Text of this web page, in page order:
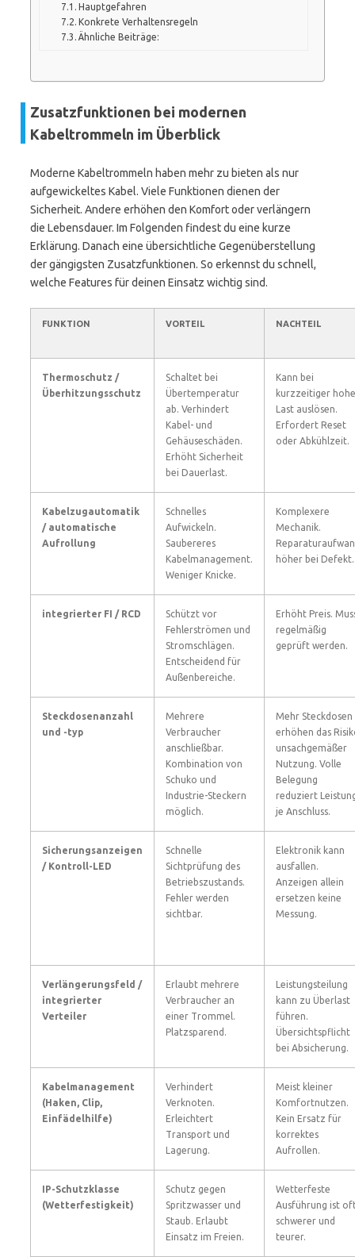
Hauptgefahren
Konkrete Verhaltensregeln
Ähnliche Beiträge:
Zusatzfunktionen bei modernen
Kabeltrommeln im Überblick
Moderne Kabeltrommeln haben mehr zu bieten als nur
aufgewickeltes Kabel. Viele Funktionen dienen der
Sicherheit. Andere erhöhen den Komfort oder verlängern
die Lebensdauer. Im Folgenden findest du eine kurze
Erklärung. Danach eine übersichtliche Gegenüberstellung
der gängigsten Zusatzfunktionen. So erkennst du schnell,
welche Features für deinen Einsatz wichtig sind.
FUNKTION VORTEIL NACHTEIL
Thermoschutz /
Überhitzungsschutz
Schaltet bei
Übertemperatur
ab. Verhindert
Kabel- und
Gehäuseschäden.
Erhöht Sicherheit
bei Dauerlast.
Kann bei
kurzzeitiger
Last auslösen.
Erfordert Reset
oder Abkühlzeit.
Kabelzugautomatik
/ automatische
Aufrollung
Schnelles
Aufwickeln.
Saubereres
Kabelmanagement.
Weniger Knicke.
Komplexere
Mechanik.
höher bei Defekt.
integrierter FI / RCD
Schützt vor
Fehlerströmen und
Stromschlägen.
Entscheidend für
Außenbereiche.
Erhöht Preis.
regelmäßig
geprüft werden.
Steckdosenanzahl
und -typ
Mehrere
Verbraucher
anschließbar.
Kombination von
Schuko und
Industrie-Steckern
möglich.
Mehr Steckdosen
erhöhen das
unsachgemäßer
Nutzung. Volle
Belegung
reduziert
je Anschluss.
Sicherungsanzeigen
/ Kontroll-LED
Schnelle
Sichtprüfung des
Betriebszustands.
Fehler werden
sichtbar.
Elektronik kann
ausfallen.
Anzeigen allein
ersetzen keine
Messung.
Verlängerungsfeld /
integrierter
Verteiler
Erlaubt mehrere
Verbraucher an
einer Trommel.
Platzsparend.
Leistungsteilung
kann zu Überlast
führen.
Übersichtspflicht
bei Absicherung.
Kabelmanagement
(Haken, Clip,
Einfädelhilfe)
Verhindert
Verknoten.
Erleichtert
Transport und
Lagerung.
Meist kleiner
Komfortnutzen.
Kein Ersatz für
korrektes
Aufrollen.
IP-Schutzklasse
(Wetterfestigkeit)
Schutz gegen
Spritzwasser und
Staub. Erlaubt
Einsatz im Freien.
Wetterfeste
Ausführung ist
schwerer und
teurer.